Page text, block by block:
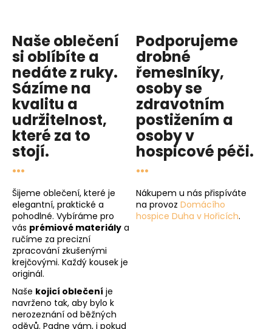
Naše oblečení
si oblíbíte a
nedáte z ruky.
Sázíme na
kvalitu a
udržitelnost,
které za to
stojí.
...
Šijeme oblečení, které je
elegantní, praktické a
pohodlné. Vybíráme pro
vás prémiové materiály a
ručíme za precizní
zpracování zkušenými
krejčovými. Každý kousek je
originál.
Naše kojicí oblečení je
navrženo tak, aby bylo k
nerozeznání od běžných
oděvů. Padne vám, i pokud
Podporujeme
drobné
řemeslníky,
osoby se
zdravotním
postižením a
osoby v
hospicové péči.
...
Nákupem u nás přispíváte
na provoz Domácího
hospice Duha v Hořicích.